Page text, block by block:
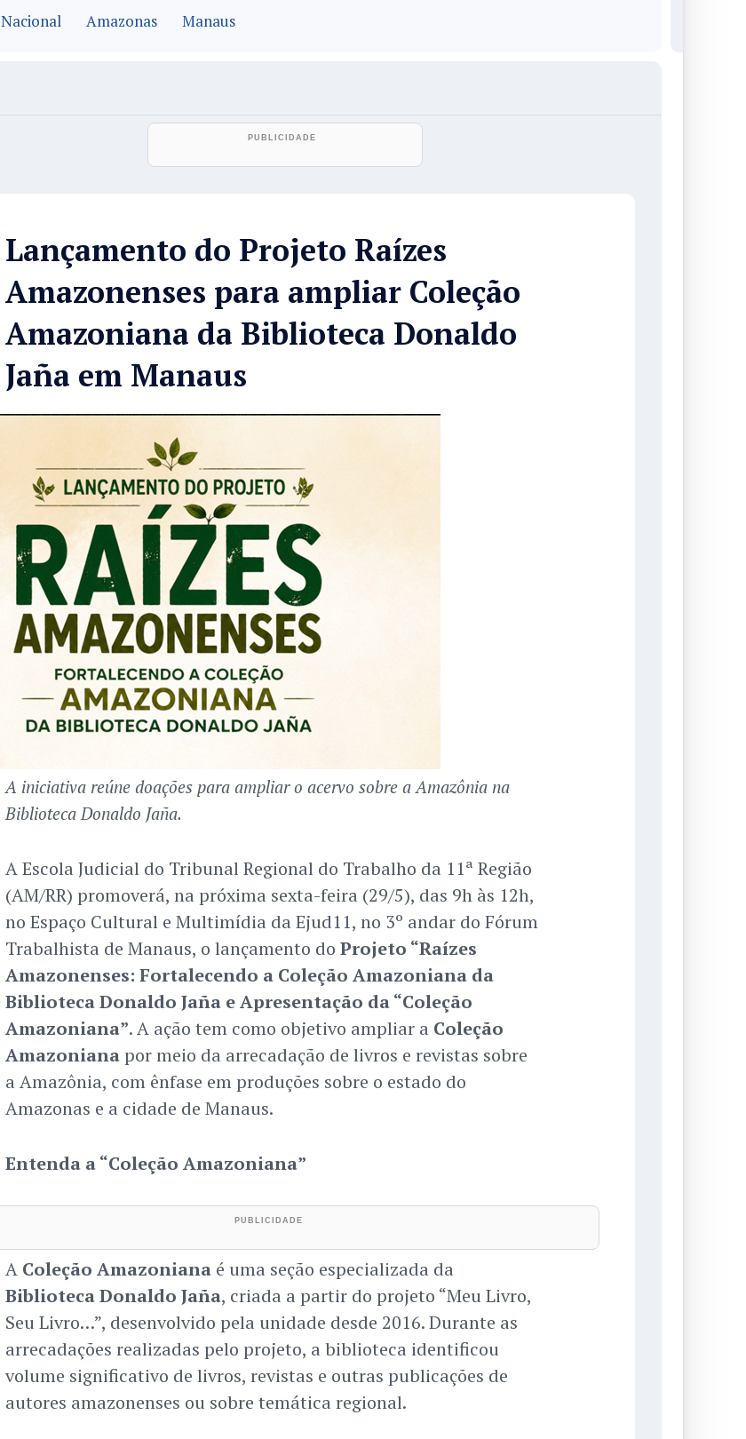
Nacional Amazonas Manaus
Lançamento do Projeto Raízes
Amazonenses para ampliar Coleção
Amazoniana da Biblioteca Donaldo
Jaña em Manaus
A iniciativa reúne doações para ampliar o acervo sobre a Amazônia na
Biblioteca Donaldo Jaña.
A Escola Judicial do Tribunal Regional do Trabalho da 11ª Região
(AM/RR) promoverá, na próxima sexta-feira (29/5), das 9h às 12h,
no Espaço Cultural e Multimídia da Ejud11, no 3º andar do Fórum
Trabalhista de Manaus, o lançamento do Projeto “Raízes
Amazonenses: Fortalecendo a Coleção Amazoniana da
Biblioteca Donaldo Jaña e Apresentação da “Coleção
Amazoniana”. A ação tem como objetivo ampliar a Coleção
Amazonianapor meio da arrecadação de livros e revistas sobre
a Amazônia, com ênfase em produções sobre o estado do
Amazonas e a cidade de Manaus.
Entenda a “Coleção Amazoniana”
A Coleção Amazonianaé uma seção especializada da
Biblioteca Donaldo Jaña, criada a partir do projeto “Meu Livro,
Seu Livro…”, desenvolvido pela unidade desde 2016. Durante as
arrecadações realizadas pelo projeto, a biblioteca identificou
volume significativo de livros, revistas e outras publicações de
autores amazonenses ou sobre temática regional.